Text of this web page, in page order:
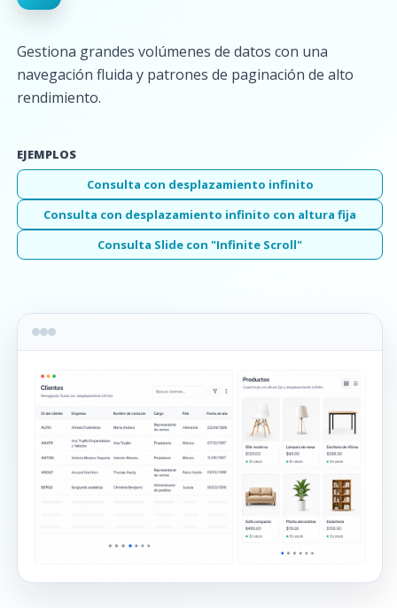
Gestiona grandes volúmenes de datos con una
navegación fluida y patrones de paginación de alto
rendimiento.
EJEMPLOS
Consulta con desplazamiento infinito
Consulta con desplazamiento infinito con altura fija
Consulta Slide con "Infinite Scroll"